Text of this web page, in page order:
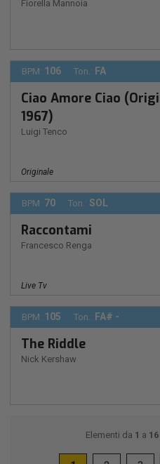
Fiorella Mannoia
BPM: 106 Ton.: FA
Ciao Amore Ciao
1967)
Luigi Tenco
Originale
BPM: 70 Ton.: SOL
Raccontami
Francesco Renga
Live Tv
BPM: 105 Ton.: FA# -
The Riddle
Nick Kershaw
Elementi da 1 a 16